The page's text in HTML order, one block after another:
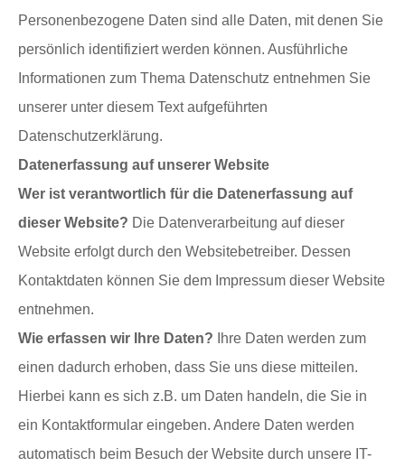
Personenbezogene Daten sind alle Daten, mit denen Sie
persönlich identifiziert werden können. Ausführliche
Informationen zum Thema Datenschutz entnehmen Sie
unserer unter diesem Text aufgeführten
Datenschutzerklärung.
Datenerfassung auf unserer Website
Wer ist verantwortlich für die Datenerfassung auf
dieser Website? Die Datenverarbeitung auf dieser
Website erfolgt durch den Websitebetreiber. Dessen
Kontaktdaten können Sie dem Impressum dieser Website
entnehmen.
Wie erfassen wir Ihre Daten? Ihre Daten werden zum
einen dadurch erhoben, dass Sie uns diese mitteilen.
Hierbei kann es sich z.B. um Daten handeln, die Sie in
ein Kontaktformular eingeben. Andere Daten werden
automatisch beim Besuch der Website durch unsere IT-